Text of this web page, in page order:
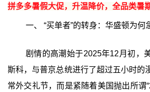
拼多多暑假大促，升温降价，全品类暑
一、 “买单者”的转身：华盛顿为何
剧情的高潮始于2025年12月初，
斯科，与普京总统进行了超过五小时的
常外交礼节，而是紧随着美国抛出所谓